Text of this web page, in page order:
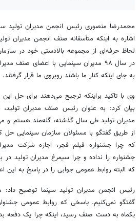
محمدرضا منصوری رئیس انجمن مدیران تولید
اشاره به اینکه متأسفانه صنف انجمن مدیران
لحاظ حرفه‌ای از مجموعه بالادستی خود در
در سال ۹۸ مدیران سینمایی با اعضای صنف
به جای اینکه کنار ما باشند روبروی ما قرار گرفتند.
وی با تاکید براینکه ترجیح می‌دهند برای حل این
بیان کرد: به عنوان رئیس صنف مدیران تولید،
مدیران تولید طی سال گذشته، گله‌مند هستم و
از طریق گفتگو با مسئولان سازمان سینمایی حل
که چرا جشنواره فیلم فجر، اجازه شرکت
جشنواره را نداده و چرا سیمرغ مدیران تولید
که البته روابط عمومی جوابی را در پاسخ به این
رئیس انجمن مدیران تولید سینما توضیح
گفتگو نمی‌کنیم. پاسخی که روابط عمومی
یکماه به دست صنف رسید، اینکه چرا یک دفعه